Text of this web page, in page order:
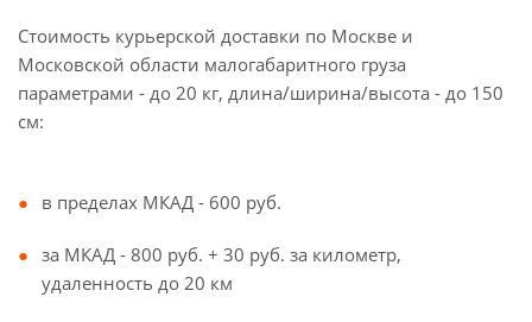
Стоимость курьерской доставки по Москве и
Московской области малогабаритного груза
параметрами - до 20 кг, длина/ширина/высота - до 150
см:
в пределах МКАД - 600 руб.
за МКАД - 800 руб. + 30 руб. за километр,
удаленность до 20 км